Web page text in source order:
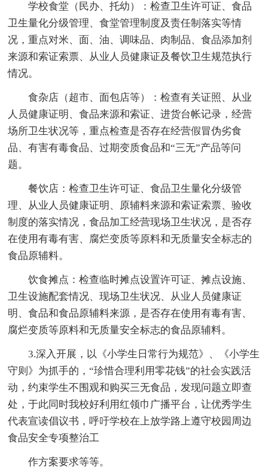
学校食堂（民办、托幼）：检查卫生许可证、食品
卫生量化分级管理、食堂管理制度及责任制落实等情
况，重点对米、面、油、调味品、肉制品、食品添加剂
来源和索证索票、从业人员健康证及餐饮卫生规范执行
情况。
食杂店（超市、面包店等）：检查有关证照、从业
人员健康证明、食品来源和索证、进货台帐记录，经营
场所卫生状况等，重点检查是否存在经营假冒伪劣食
品、有害有毒食品、过期变质食品和“三无”产品等问
题。
餐饮店：检查卫生许可证、食品卫生量化分级管
理、从业人员健康证明、原辅料来源和索证索票、验收
制度的落实情况，食品加工经营现场卫生状况，是否存
在使用有毒有害、腐烂变质等原料和无质量安全标志的
食品原辅料。
饮食摊点：检查临时摊点设置许可证、摊点设施、
卫生设施配套情况、现场卫生状况、从业人员健康证
明、食品和食品原辅料来源，是否存在使用有毒有害、
腐烂变质等原料和无质量安全标志的食品原辅料。
3.深入开展，以《小学生日常行为规范》、《小学生
守则》为抓手的，“珍惜合理利用零花钱”的社会实践活
动，约束学生不围观和购买三无食品，发现问题立即查
处，于此同时我校好利用红领巾广播平台，让优秀学生
代表宣读倡议书，呼吁学校在上放学路上遵守校园周边
食品安全专项整治工
作方案要求等等。